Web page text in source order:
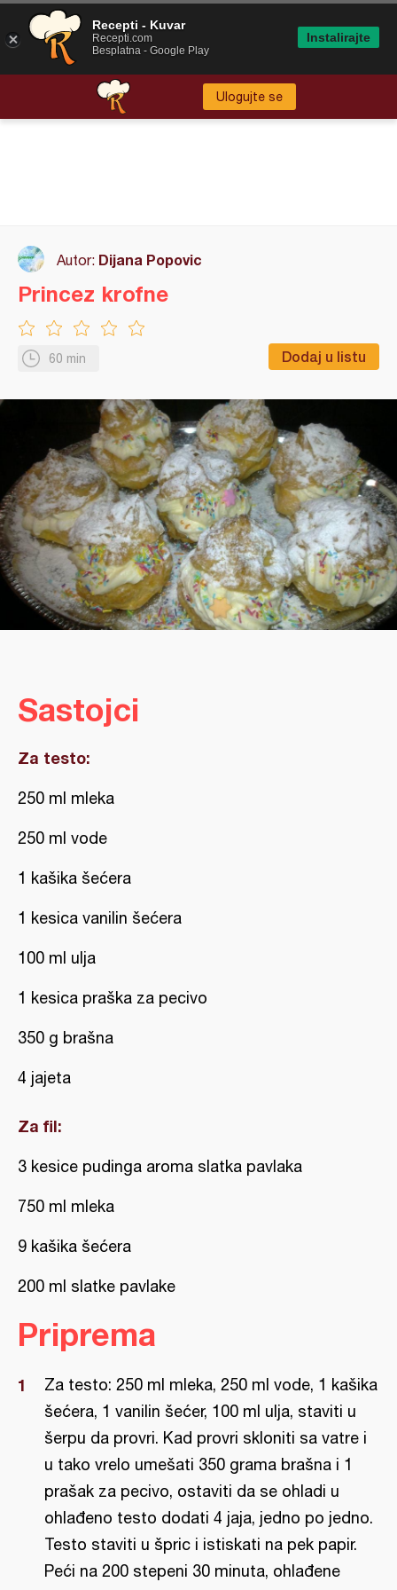
Ulogujte se
Autor: Dijana Popovic
60 min Dodaj u listu
Princez krofne
Sastojci
Za testo:
250 ml mleka
250 ml vode
1 kašika šećera
1 kesica vanilin šećera
100 ml ulja
1 kesica praška za pecivo
350 g brašna
4 jajeta
Za fil:
3 kesice pudinga aroma slatka pavlaka
750 ml mleka
9 kašika šećera
200 ml slatke pavlake
Priprema
Za testo: 250 ml mleka, 250 ml vode, 1 kašika
šećera, 1 vanilin šećer, 100 ml ulja, staviti u
šerpu da provri. Kad provri skloniti sa vatre i
u tako vrelo umešati 350 grama brašna i 1
prašak za pecivo, ostaviti da se ohladi u
ohlađeno testo dodati 4 jaja, jedno po jedno.
Testo staviti u špric i istiskati na pek papir.
Peći na 200 stepeni 30 minuta, ohlađene
Recepti - Kuvar
Recepti.com
Besplatna - Google Play
Instalirajte